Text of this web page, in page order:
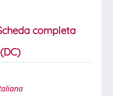
completa